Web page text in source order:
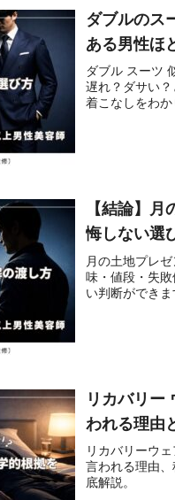
ダブルのス
ある男性ほ
ダブル スーツ
遅れ？ダサい
着こなしをわか
【結論】
悔しない選
月の土地プレ
味・値段・失
い判断ができま
リカバリー
われる理由
リカバリーウ
言われる理由
底解説。